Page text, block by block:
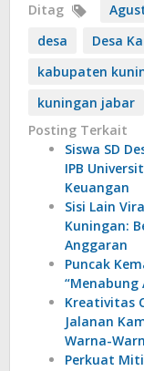
Ditag
desa
Desa
kabupaten
kuningan jabar
Posting Terkait
Siswa SD
IPB
Keuangan
Sisi Lain
Kuningan:
Anggaran
Puncak
“Menabung
Kreativitas
Jalanan
Warna-
Perkuat